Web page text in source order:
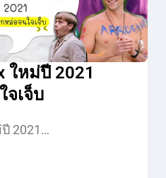
ใหม่ปี 2021
จเจ็บ
2021…